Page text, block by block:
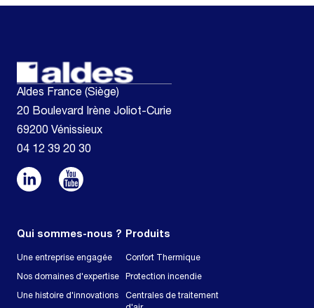
Aldes France (Siège)
20 Boulevard Irène Joliot-Curie
69200 Vénissieux
04 12 39 20 30
Qui sommes-nous ?
Une entreprise engagée
Nos domaines d'expertise
Une histoire d'innovations
Produits
Confort Thermique
Protection incendie
Centrales de traitement